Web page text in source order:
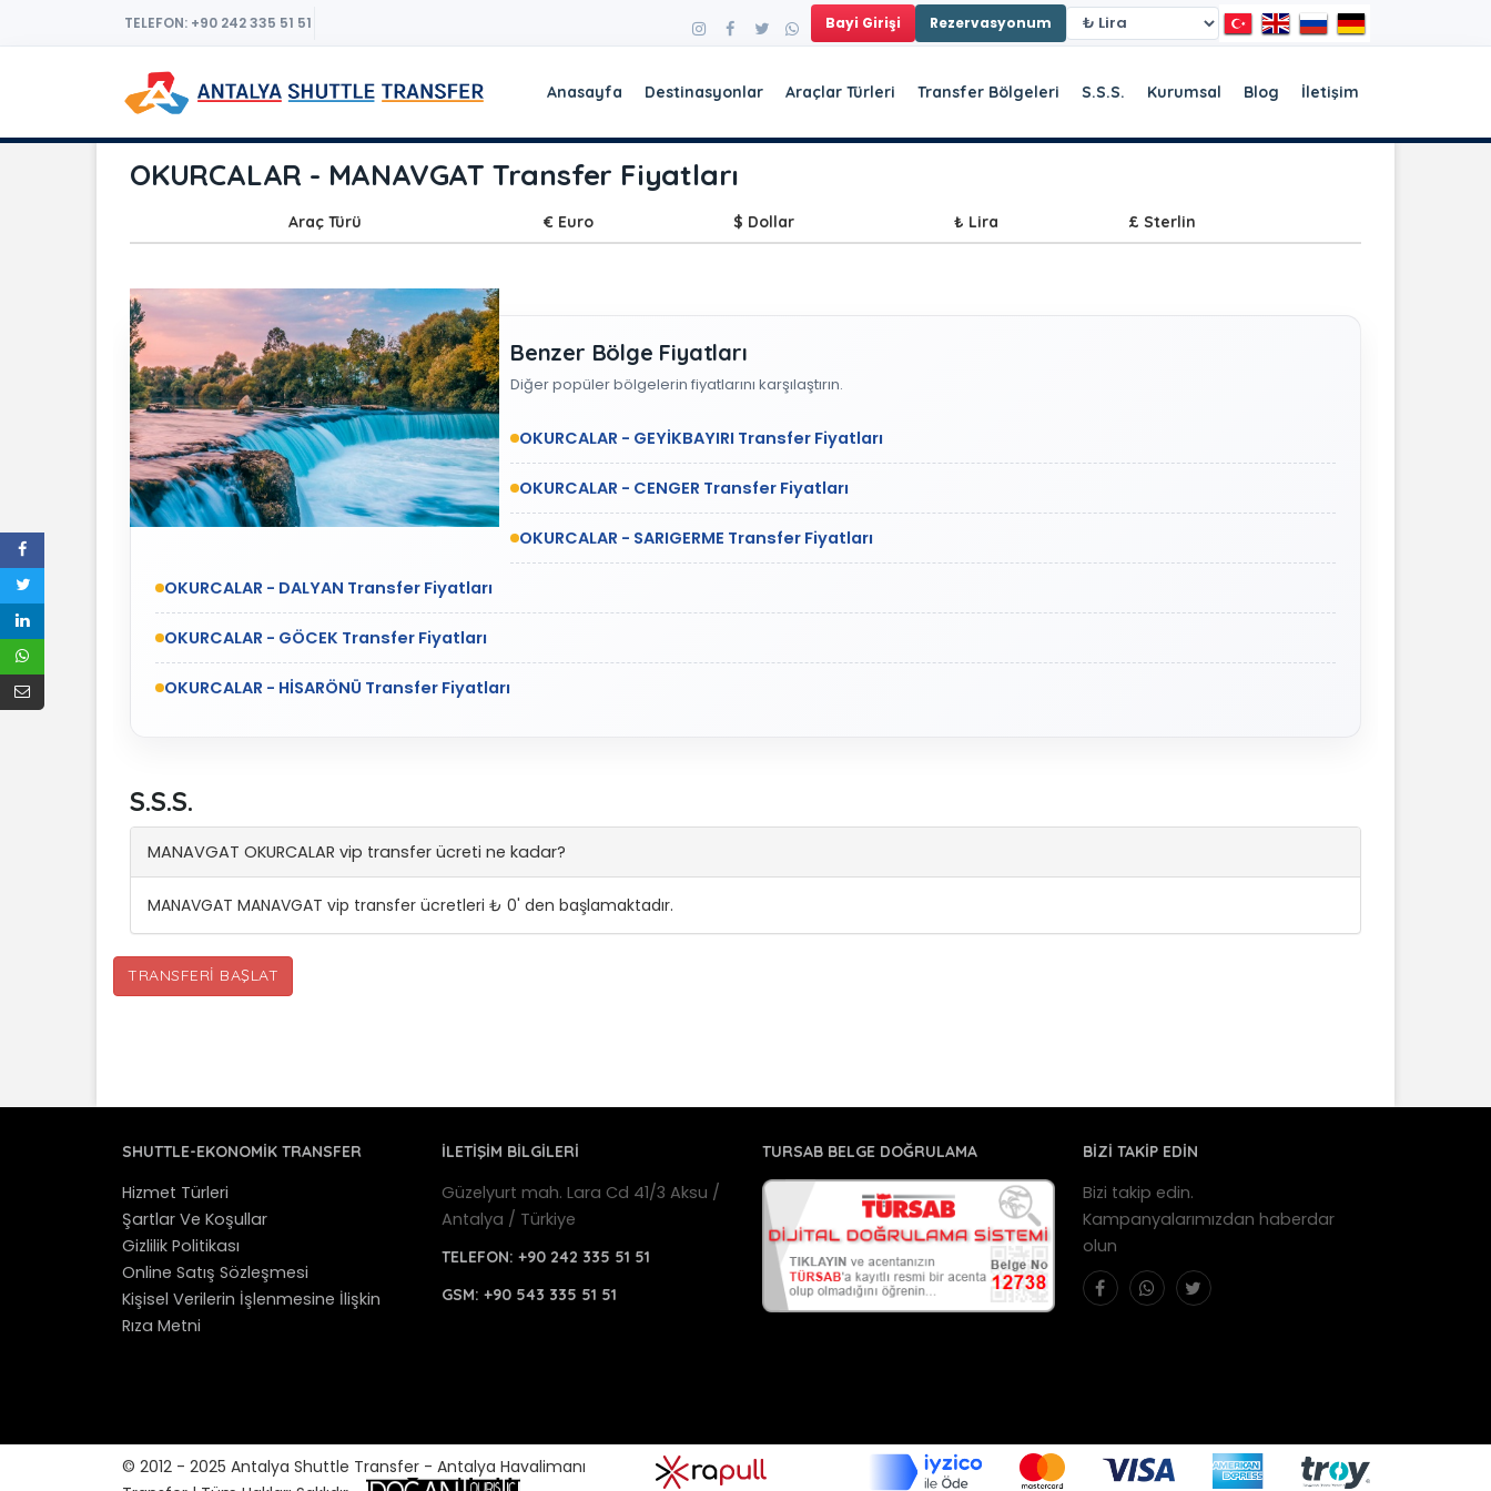
TELEFON: +90 242 335 51 51 Bayi Girişi Rezervasyonum
Anasayfa Destinasyonlar Araçlar Türleri Transfer Bölgeleri S.S.S. Kurumsal Blog İletişim
OKURCALAR - MANAVGAT Transfer Fiyatları
Araç Türü € Euro $ Dollar ₺ Lira £ Sterlin
Benzer Bölge Fiyatları
Diğer popüler bölgelerin fiyatlarını karşılaştırın.
OKURCALAR - GEYİKBAYIRI Transfer Fiyatları
OKURCALAR - CENGER Transfer Fiyatları
OKURCALAR - SARIGERME Transfer Fiyatları
OKURCALAR - DALYAN Transfer Fiyatları
OKURCALAR - GÖCEK Transfer Fiyatları
OKURCALAR - HİSARÖNÜ Transfer Fiyatları
S.S.S.
MANAVGAT OKURCALAR vip transfer ücreti ne kadar?
MANAVGAT MANAVGAT vip transfer ücretleri ₺ 0' den başlamaktadır.
TRANSFERI BAŞLAT
SHUTTLE-EKONOMIK TRANSFER
Hizmet Türleri
Şartlar Ve Koşullar
Gizlilik Politikası
Online Satış Sözleşmesi
Kişisel Verilerin İşlenmesine İlişkin
Rıza Metni
İLETİŞİM BİLGİLERİ
Güzelyurt mah. Lara Cd 41/3 Aksu /
Antalya / Türkiye
TELEFON:+90 242 335 51 51
GSM:+90 543 335 51 51
TURSAB BELGE DOĞRULAMA BİZİ TAKİP EDİN
Bizi takip edin.
Kampanyalarımızdan haberdar
olun
© 2012 - 2025 Antalya Shuttle Transfer - Antalya Havalimanı